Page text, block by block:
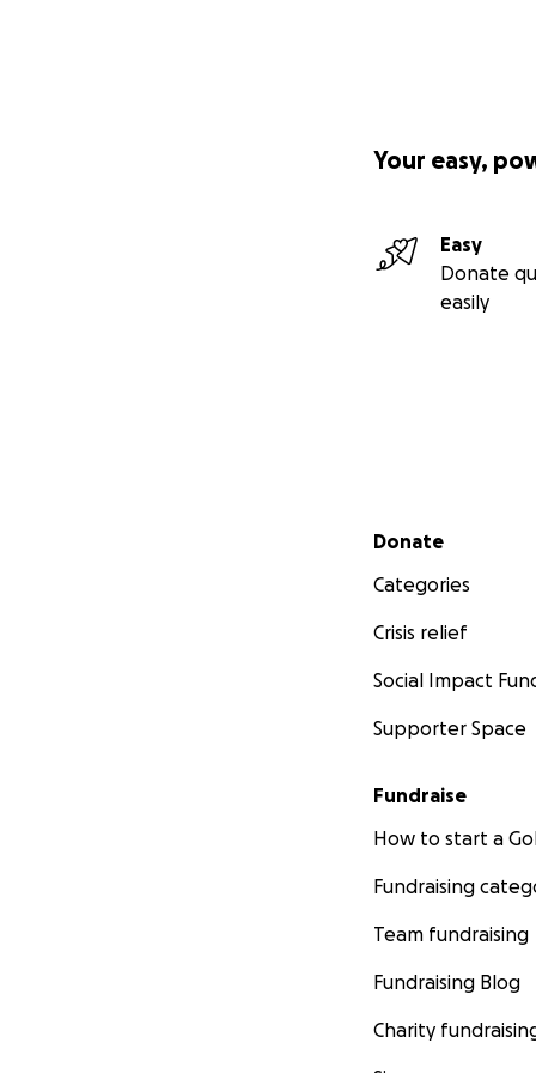
Your easy,
Easy
Donate
easily
Secondary menu
Donate
Categories
Crisis relief
Social Impact
Supporter Space
Fundraise
How to start a
Fundraising
Team fundraising
Fundraising Blog
Charity